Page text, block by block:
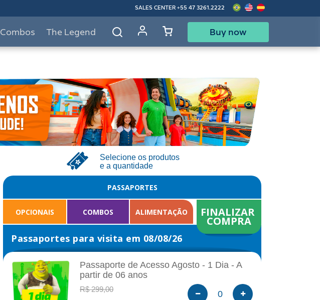
SALES CENTER +55 47 3261.2222
Combos The Legend Buy now
Selecione os produtos
e a quantidade
PASSAPORTES
OPCIONAIS COMBOS ALIMENTAÇÃO FINALIZAR
COMPRA
Passaportes para visita em 08/08/26
INFO
Passaporte de Acesso Agosto - 1 Dia - A
partir de 06 anos
R$ 299,00
0